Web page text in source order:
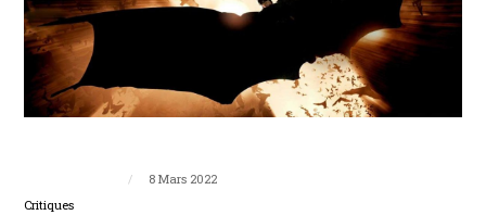
8 Mars 2022
Critiques